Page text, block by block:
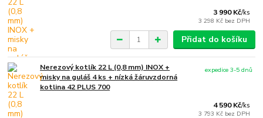
3 990 Kč/ks
3 298 Kč bez DPH
Přidat do košíku
Nerezový kotlík 22 L (0,8 mm) INOX +
misky na guláš 4 ks + nízká žáruvzdorná
kotlina 42 PLUS 700
4 590 Kč/ks
3 793 Kč bez DPH
expedice 3-5 dnů